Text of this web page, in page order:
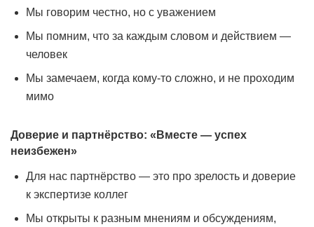
Мы говорим честно, но с уважением
Мы помним, что за каждым словом и действием —
человек
Мы замечаем, когда кому-то сложно, и не проходим
мимо
Доверие и партнёрство: «Вместе — успех
неизбежен»
Для нас партнёрство — это про зрелость и доверие
к экспертизе коллег
Мы открыты к разным мнениям и обсуждениям,